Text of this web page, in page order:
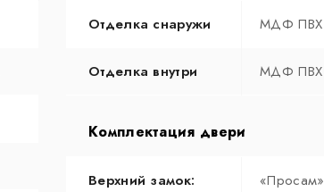
Отделка снаружи МДФ ПВХ
Отделка внутри МДФ ПВХ
Комплектация двери
Верхний замок: «Просам»